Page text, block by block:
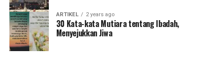
ARTIKEL 2 years ago
30 Kata-kata Mutiara tentang Ibadah,
Menyejukkan Jiwa